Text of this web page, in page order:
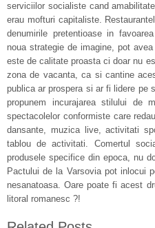
serviciilor socialiste cand
erau mofturi capitaliste.
denumirile pretentioase in
noua strategie de imagine, pot
este de calitate proasta ci doar nu
zona de vacanta, ca si cantine
publica ar prospera si ar fi lidere pe
propunem incurajarea stilului de
spectacolelor conformiste care
dansante, muzica live, activitati
tablou de activitati. Comertul
produsele specifice din epoca, nu
Pactului de la Varsovia pot inlocui
nesanatoasa. Oare poate fi acest
litoral romanesc ?!